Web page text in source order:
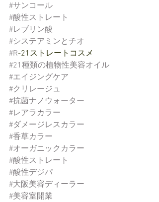
#サンコール
#酸性ストレート
#レブリン酸
#システアミンとチオ
#R-21ストレートコスメ
#21種類の植物性美容オイル
#エイジングケア
#クリレージュ
#抗菌ナノウォーター
#レアラカラー
#ダメージレスカラー
#香草カラー
#オーガニックカラー
#酸性ストレート
#酸性デジパ
#大阪美容ディーラー
#美容室開業